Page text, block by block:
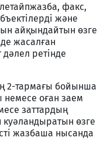
факс,
және
айқындайтын өзге
жасалған
ретінде
2-тармағы бойынша
оған заем
заттардың
өзге
жазбаша нысанда